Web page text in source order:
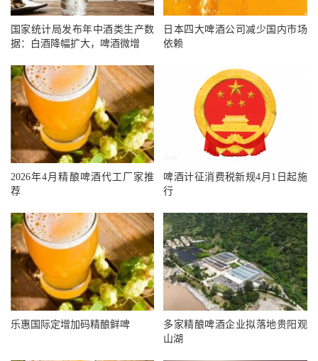
国家统计局发布年中酒类生产数
据：白酒降幅扩大，啤酒微增
日本四大啤酒公司减少国内市场
依赖
2026年4月精酿啤酒代工厂家推
荐
啤酒计征消费税新规4月1日起施
行
乐惠国际定增加码精酿鲜啤
多家精酿啤酒企业拟落地贵阳观
山湖